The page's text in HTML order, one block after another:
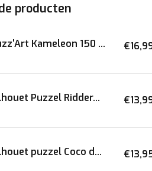
producten
Kameleon 150 ...
Puzzel Ridder...
puzzel Coco d...